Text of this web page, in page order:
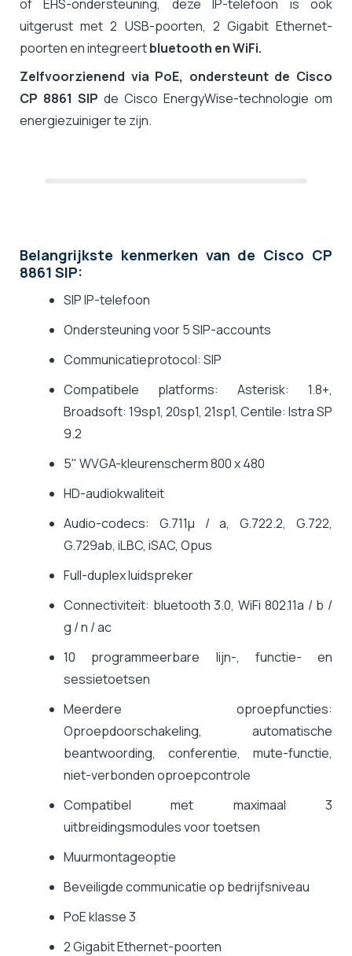
of EHS-ondersteuning, deze IP-telefoon is ook
uitgerust met 2 USB-poorten, 2 Gigabit Ethernet-
poorten en integreertbluetooth en WiFi.
Zelfvoorzienend via PoE, ondersteunt de Cisco
CP 8861 SIP de Cisco EnergyWise-technologie om
energiezuiniger te zijn.
Belangrijkste kenmerken van de Cisco CP
8861 SIP:
SIP IP-telefoon
Ondersteuning voor 5 SIP-accounts
Communicatieprotocol: SIP
Compatibele platforms: Asterisk: 1.8+,
Broadsoft: 19sp1, 20sp1, 21sp1, Centile: Istra SP
9.2
5" WVGA-kleurenscherm 800 x 480
HD-audiokwaliteit
Audio-codecs: G.711μ / a, G.722.2, G.722,
G.729ab, iLBC, iSAC, Opus
Full-duplex luidspreker
Connectiviteit: bluetooth 3.0, WiFi 802.11a / b /
g / n / ac
10 programmeerbare lijn-, functie- en
sessietoetsen
Meerdere oproepfuncties:
Oproepdoorschakeling, automatische
beantwoording, conferentie, mute-functie,
niet-verbonden oproepcontrole
Compatibel met maximaal 3
uitbreidingsmodules voor toetsen
Muurmontageoptie
Beveiligde communicatie op bedrijfsniveau
PoE klasse 3
2 Gigabit Ethernet-poorten